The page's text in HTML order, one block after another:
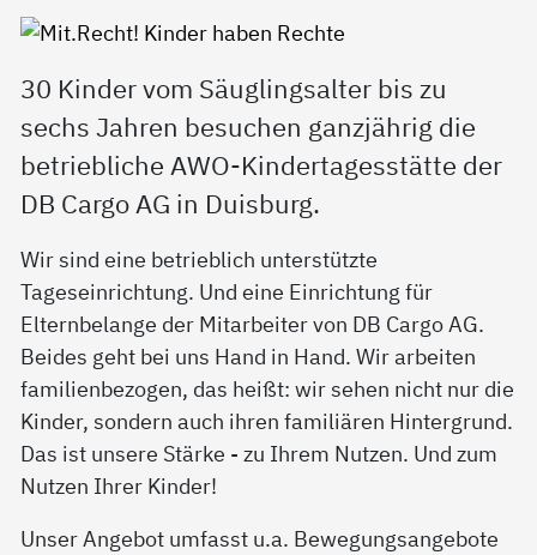
30 Kinder vom Säuglingsalter bis zu
sechs Jahren besuchen ganzjährig die
betriebliche AWO-Kindertagesstätte der
DB Cargo AG in Duisburg.
Wir sind eine betrieblich unterstützte
Tageseinrichtung. Und eine Einrichtung für
Elternbelange der Mitarbeiter von DB Cargo AG.
Beides geht bei uns Hand in Hand. Wir arbeiten
familienbezogen, das heißt: wir sehen nicht nur die
Kinder, sondern auch ihren familiären Hintergrund.
Das ist unsere Stärke - zu Ihrem Nutzen. Und zum
Nutzen Ihrer Kinder!
Unser Angebot umfasst u.a. Bewegungsangebote